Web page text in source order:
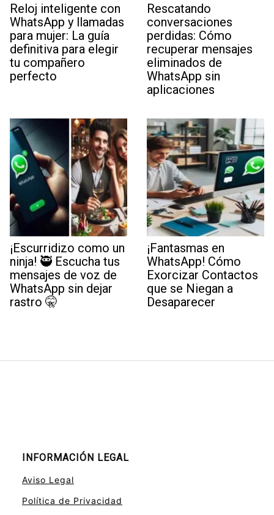
Reloj inteligente con
WhatsApp y llamadas
para mujer: La guía
definitiva para elegir
tu compañero
perfecto
Rescatando
conversaciones
perdidas: Cómo
recuperar mensajes
eliminados de
WhatsApp sin
aplicaciones
¡Escurridizo como un
ninja! 🥷 Escucha tus
mensajes de voz de
WhatsApp sin dejar
rastro 🤫
¡Fantasmas en
WhatsApp! Cómo
Exorcizar Contactos
que se Niegan a
Desaparecer
INFORMACIÓN LEGAL
Aviso Legal
Política de Privacidad